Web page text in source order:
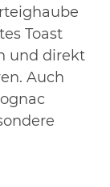
Toast
und direkt
Auch